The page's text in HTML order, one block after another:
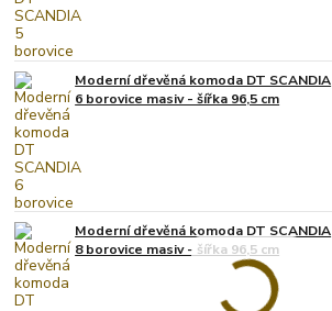
Moderní dřevěná komoda DT SCANDIA
6 borovice masiv - šířka 96,5 cm
Moderní dřevěná komoda DT SCANDIA
8 borovice masiv - šířka 96,5 cm